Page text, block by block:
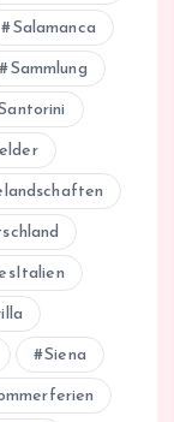
Salamanca
Sammlung
Siena